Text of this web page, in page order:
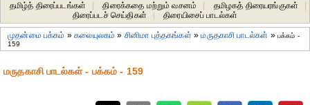
தமிழ்த் திரைப்படங்கள் திரைக்கதை மற்றும் வசனம் தமிழகத் திரையரங்குகள்
திரைப்படச் செய்திகள்
திரையிசைப் பாடல்கள்
முதன்மை பக்கம் »கலையுலகம் » சினிமா புத்தகங்கள் »மருதகாசி பாடல்கள் » பக்கம் -
159
மருதகாசி பாடல்கள் - பக்கம் - 159